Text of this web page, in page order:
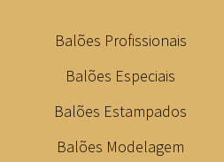
Balões Profissionais
Balões Especiais
Balões Estampados
Balões Modelagem